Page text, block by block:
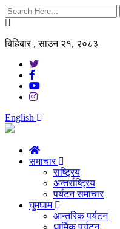
बिहिबार , साउन २१, २०८३
English
समाचार
राष्ट्रिय
अन्तर्राष्ट्रिय
पर्यटन समाचार
घुमघाम
आन्तरिक पर्यटन
धार्मिक पर्यटन